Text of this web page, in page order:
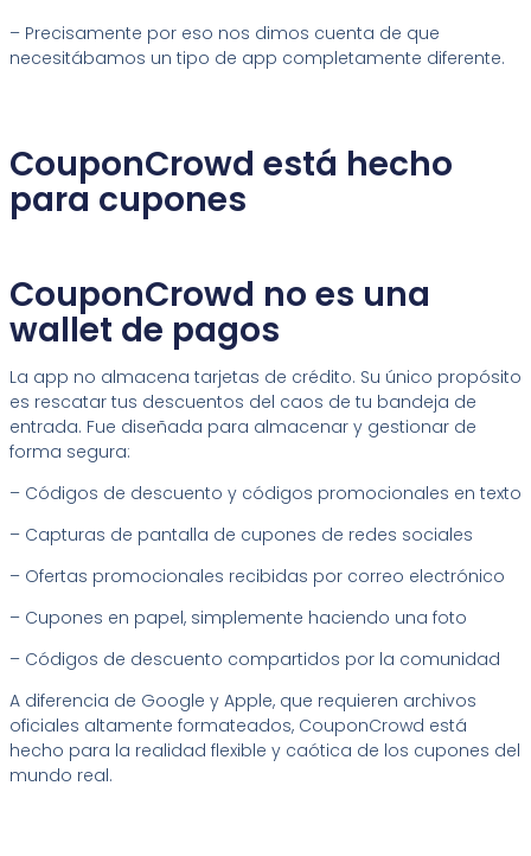
– Precisamente por eso nos dimos cuenta de que
necesitábamos un tipo de app completamente diferente.
CouponCrowd está hecho
para cupones
CouponCrowd no es una
wallet de pagos
La app no almacena tarjetas de crédito. Su único propósito
es rescatar tus descuentos del caos de tu bandeja de
entrada. Fue diseñada para almacenar y gestionar de
forma segura:
– Códigos de descuento y códigos promocionales en texto
– Capturas de pantalla de cupones de redes sociales
– Ofertas promocionales recibidas por correo electrónico
– Cupones en papel, simplemente haciendo una foto
– Códigos de descuento compartidos por la comunidad
A diferencia de Google y Apple, que requieren archivos
oficiales altamente formateados, CouponCrowd está
hecho para la realidad flexible y caótica de los cupones del
mundo real.